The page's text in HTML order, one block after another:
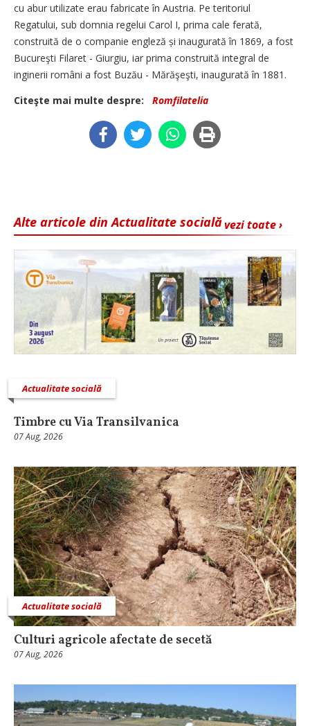
cu abur utilizate erau fabricate în Austria. Pe teritoriul
Regatului, sub domnia regelui Carol I, prima cale ferată,
construită de o companie engleză și inaugurată în 1869, a fost
Bucureşti Filaret - Giurgiu, iar prima construită integral de
inginerii români a fost Buzău - Mărăşeşti, inaugurată în 1881.
Citeşte mai multe despre:
Romfilatelia
vezi toate ›
Alte articole din Actualitate socială
Actualitate socială
Timbre cu Via Transilvanica
07 Aug, 2026
Actualitate socială
Culturi agricole afectate de secetă
07 Aug, 2026